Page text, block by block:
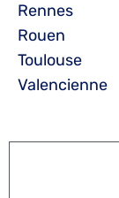
Rennes
Rouen
Toulouse
Valencienne